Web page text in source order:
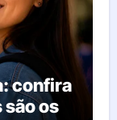
confira
são os